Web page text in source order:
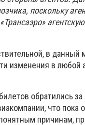
поскольку
в
изменения в любой
обратились
что пока
причинам,